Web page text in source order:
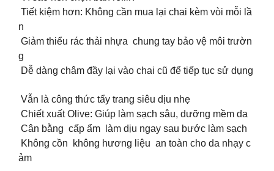
Tiết kiệm hơn: Không cần mua lại chai kèm vòi mỗi lầ
n
Giảm thiểu rác thải nhựa chung tay bảo vệ môi trườn
g
Dễ dàng châm đầy lại vào chai cũ để tiếp tục sử dụng
Vẫn là công thức tẩy trang siêu dịu nhẹ
Chiết xuất Olive: Giúp làm sạch sâu, dưỡng mềm da
Cân bằng cấp ẩm làm dịu ngay sau bước làm sạch
Không cồn không hương liệu an toàn cho da nhạy c
ảm